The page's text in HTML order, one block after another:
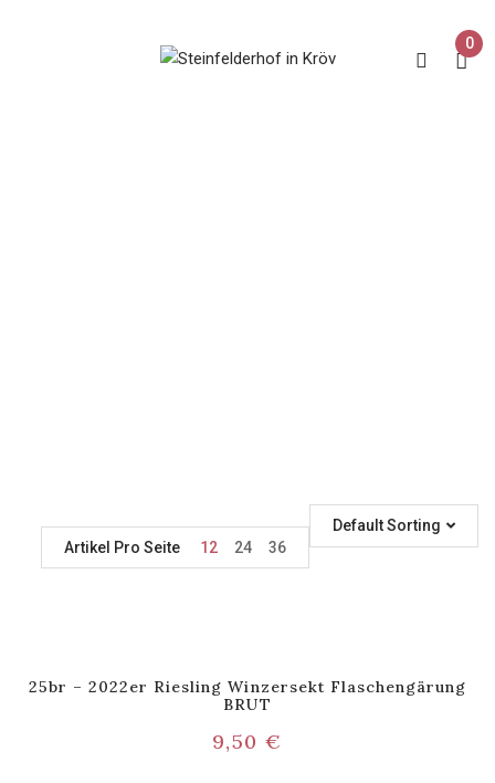
0
Default Sorting
Artikel Pro Seite
12 24 36
25br – 2022er Riesling Winzersekt Flaschengärung
BRUT
9,50 €